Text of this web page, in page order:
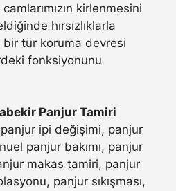
kirlenmesini
hırsızlıklarla
bir tür koruma devresi
fonksiyonunu
Panjur Tamiri
ipi değişimi, panjur
panjur bakımı, panjur
makas tamiri, panjur
panjur sıkışması,